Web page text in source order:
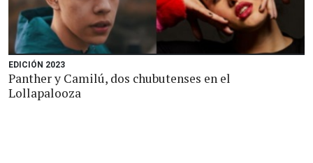
EDICIÓN 2023
Panther y Camilú, dos chubutenses en el
Lollapalooza